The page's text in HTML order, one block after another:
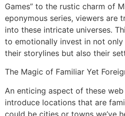
Games” to the rustic charm of
eponymous series, viewers are
into these intricate universes.
to emotionally invest in not
their storylines but also their
The Magic of Familiar Yet
An enticing aspect of these
introduce locations that are
could be cities or towns we’ve